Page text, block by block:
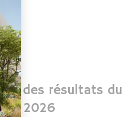
des résultats du
2026